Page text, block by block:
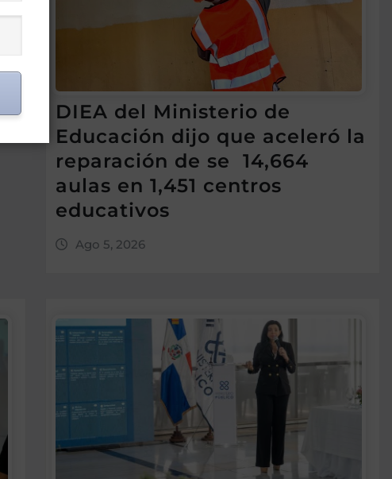
DIEA del Ministerio de
Educación dijo que aceleró la
reparación de se 14,664
aulas en 1,451 centros
educativos
Ago 5, 2026